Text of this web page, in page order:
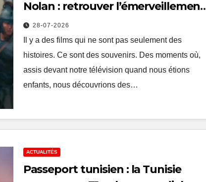
Nolan : retrouver l’émerveillement
des grands films qui ont marqué
notre enfance
28-07-2026
Il y a des films qui ne sont pas seulement des
histoires. Ce sont des souvenirs. Des moments où,
assis devant notre télévision quand nous étions
enfants, nous découvrions des…
ACTUALITÉS
Passeport tunisien : la Tunisie